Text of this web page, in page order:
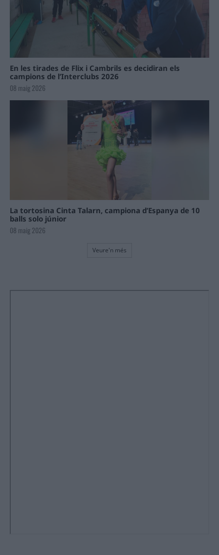
En les tirades de Flix i Cambrils es decidiran els
campions de l’Interclubs 2026
08 maig 2026
La tortosina Cinta Talarn, campiona d’Espanya de 10
balls solo júnior
08 maig 2026
Veure'n més